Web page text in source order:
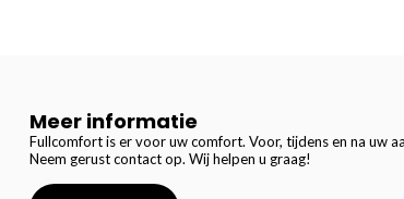
Meer informatie
Fullcomfort is er voor uw comfort. Voor, tijdens en na uw
Neem gerust contact op. Wij helpen u graag!